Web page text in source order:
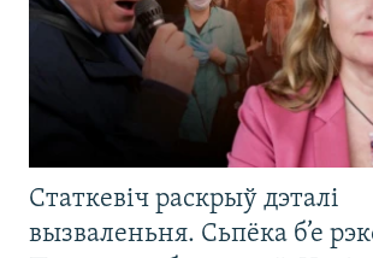
Статкевіч раскрыў дэталі
вызваленьня. Сьпёка б’е